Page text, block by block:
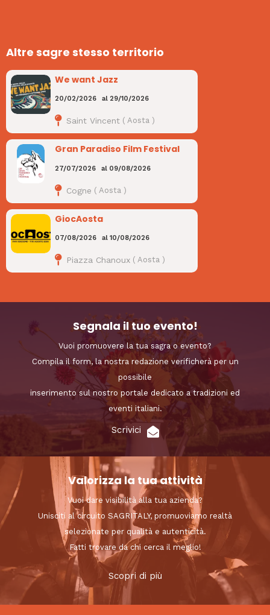
Altre sagre stesso territorio
We want Jazz
20/02/2026 al 29/10/2026
Saint Vincent (Aosta )
Gran Paradiso Film Festival
27/07/2026 al 09/08/2026
Cogne ( Aosta )
GiocAosta
07/08/2026 al10/08/2026
Piazza Chanoux (Aosta )
Segnala il tuo evento!
Vuoi promuovere la tua sagra o evento?
Compila il form, la nostra redazione verificherà per un
possibile
inserimento sul nostro portale dedicato a tradizioni ed
eventi italiani.
Scrivici
Valorizza la tua attività
Vuoi dare visibilità alla tua azienda?
Unisciti al circuito SAGRITALY, promuoviamo realtà
selezionate per qualità e autenticità.
Fatti trovare da chi cerca il meglio!
Scopri di più